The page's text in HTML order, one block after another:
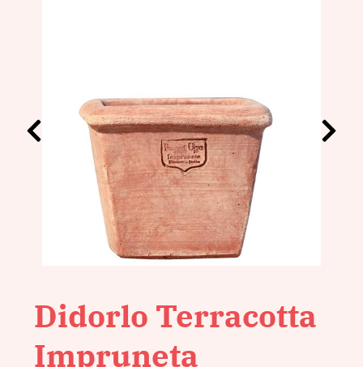
Didorlo Terracotta
Impruneta